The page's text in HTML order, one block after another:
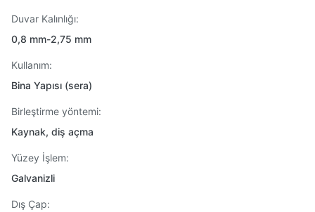
Duvar Kalınlığı:
0,8 mm-2,75 mm
Kullanım:
Bina Yapısı (sera)
Birleştirme yöntemi:
Kaynak, diş açma
Yüzey İşlem:
Galvanizli
Dış Çap: